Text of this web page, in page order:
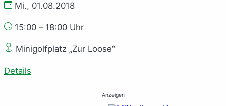
Mi., 01.08.2018
15:00 – 18:00 Uhr
Minigolfplatz „Zur Loose“
Details
Anzeigen